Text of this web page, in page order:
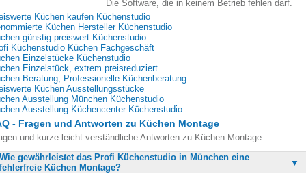
Die Software, die in keinem Betrieb fehlen darf.
Küchen kaufen Küchenstudio
Küchen Hersteller Küchenstudio
günstig preiswert Küchenstudio
Küchenstudio Küchen Fachgeschäft
Einzelstücke Küchenstudio
Einzelstück, extrem preisreduziert
Beratung, Professionelle Küchenberatung
Küchen Ausstellungsstücke
Ausstellung München Küchenstudio
Ausstellung Küchencenter Küchenstudio
- Fragen und Antworten zu Küchen Montage
und kurze leicht verständliche Antworten zu Küchen Montage
Wie gewährleistet das Profi Küchenstudio in München eine
fehlerfreie Küchen Montage?